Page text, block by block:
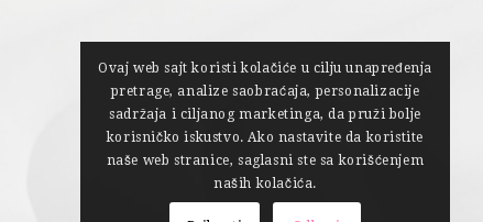
Ovaj web sajt koristi kolačiće u cilju unapređenja
pretrage, analize saobraćaja, personalizacije
sadržaja i ciljanog marketinga, da pruži bolje
korisničko iskustvo. Ako nastavite da koristite
naše web stranice, saglasni ste sa korišćenjem
naših kolačića.